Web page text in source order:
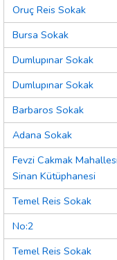
Oruç Reis Sokak
Bursa Sokak
Dumlupınar Sokak
Dumlupınar Sokak
Barbaros Sokak
Adana Sokak
Fevzi Cakmak
Sinan Kütüphanesi
Temel Reis Sokak
No:2
Temel Reis Sokak